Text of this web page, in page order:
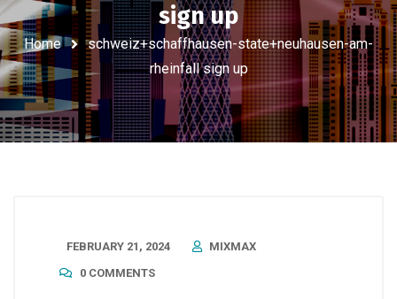
sign up
Home
schweiz+schaffhausen-state+neuhausen-am-
rheinfall sign up
FEBRUARY 21, 2024
MIXMAX
0 COMMENTS